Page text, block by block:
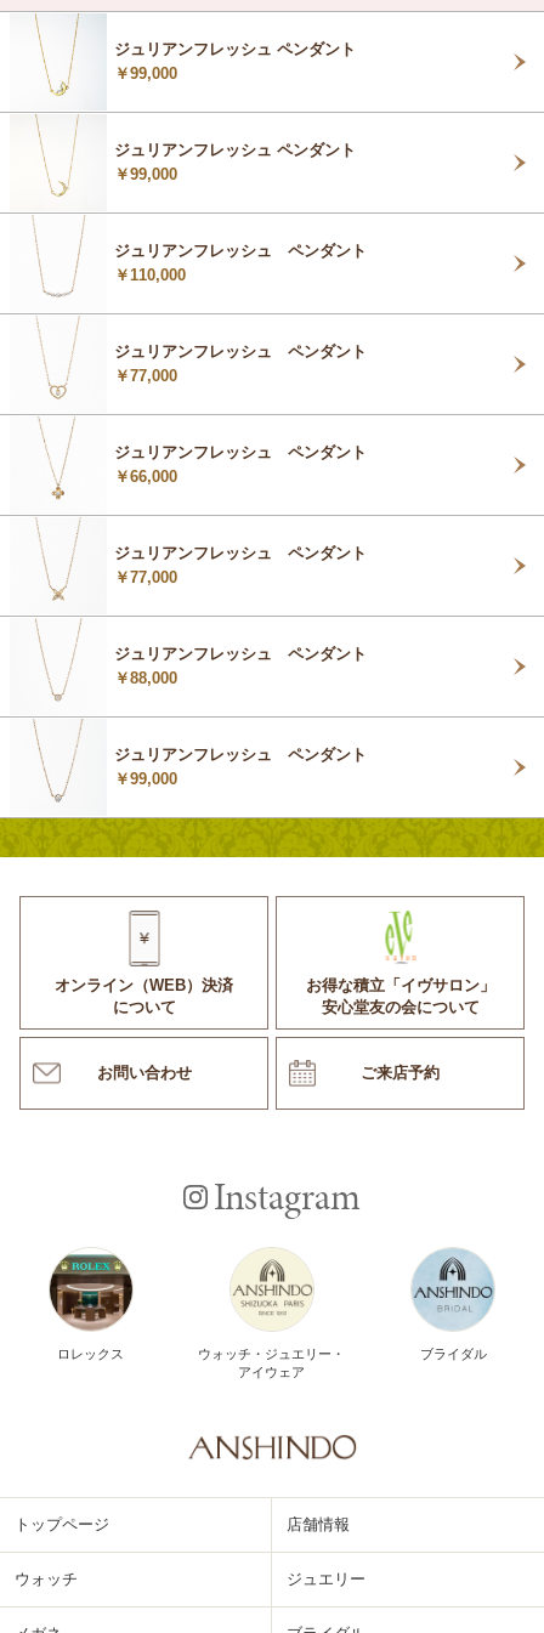
ジュリアンフレッシュ ペンダント
￥99,000
ジュリアンフレッシュ ペンダント
￥99,000
ジュリアンフレッシュ ペンダント
￥110,000
ジュリアンフレッシュ ペンダント
￥77,000
ジュリアンフレッシュ ペンダント
￥66,000
ジュリアンフレッシュ ペンダント
￥77,000
ジュリアンフレッシュ ペンダント
￥88,000
ジュリアンフレッシュ ペンダント
￥99,000
オンライン（WEB）決済
について
お得な積立「イヴサロン」
安心堂友の会について
お問い合わせ ご来店予約
Instagram
ロレックス
ウォッチ・ジュエリー・
アイウェア
ブライダル
トップページ 店舗情報
ウォッチ ジュエリー